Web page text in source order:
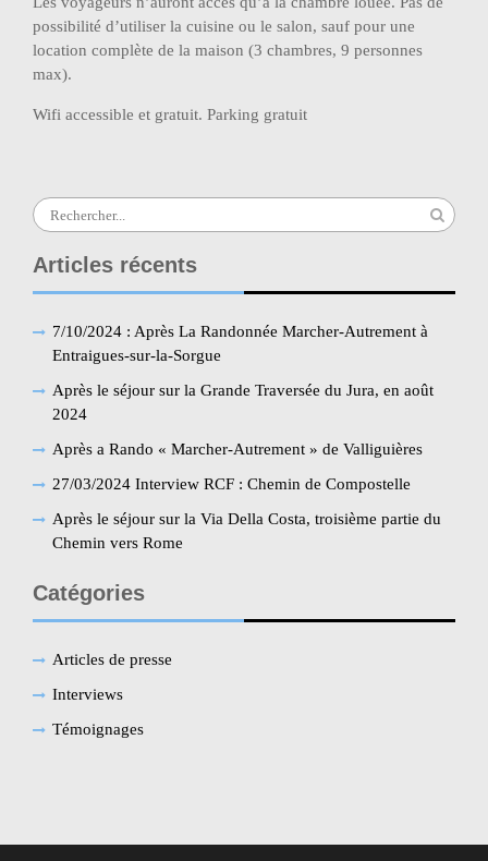
possibilité d’utiliser la cuisine ou le salon, sauf pour une
location complète de la maison (3 chambres, 9 personnes
max).
Wifi accessible et gratuit. Parking gratuit
Search
for:
Articles récents
7/10/2024 : Après La Randonnée Marcher-Autrement à
Entraigues-sur-la-Sorgue
Après le séjour sur la Grande Traversée du Jura, en août
2024
Après a Rando « Marcher-Autrement » de Valliguières
27/03/2024 Interview RCF : Chemin de Compostelle
Après le séjour sur la Via Della Costa, troisième partie du
Chemin vers Rome
Catégories
Articles de presse
Interviews
Témoignages